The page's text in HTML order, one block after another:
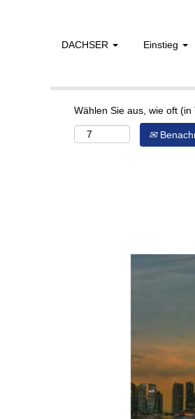
DACHSER Einstieg
Mehr Optionen
Wählen Sie aus, wie oft